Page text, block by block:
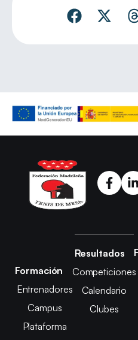
Formación
Entrenadores
Campus
Plataforma
Resultados
Competiciones
Calendario
Clubes